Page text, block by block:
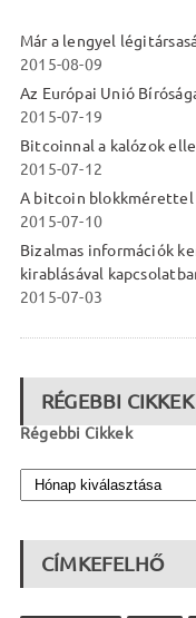
Már a lengyel
2015-08-09
Az Európai Unió
2015-07-19
Bitcoinnal a kalózok
2015-07-12
A bitcoin blokkmérettel
2015-07-10
Bizalmas információk
kirablásával
2015-07-03
RÉGEBBI CIKKEK
Régebbi Cikkek
CÍMKEFELHŐ